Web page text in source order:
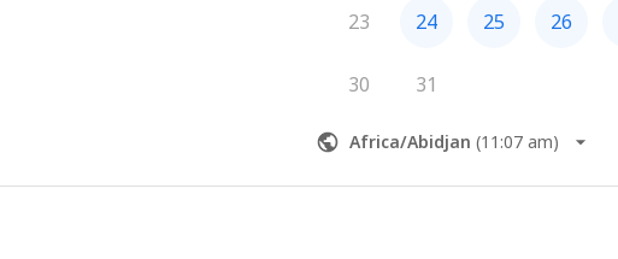
23 24 25 26
30 31
Africa/Abidjan (11:07 am)